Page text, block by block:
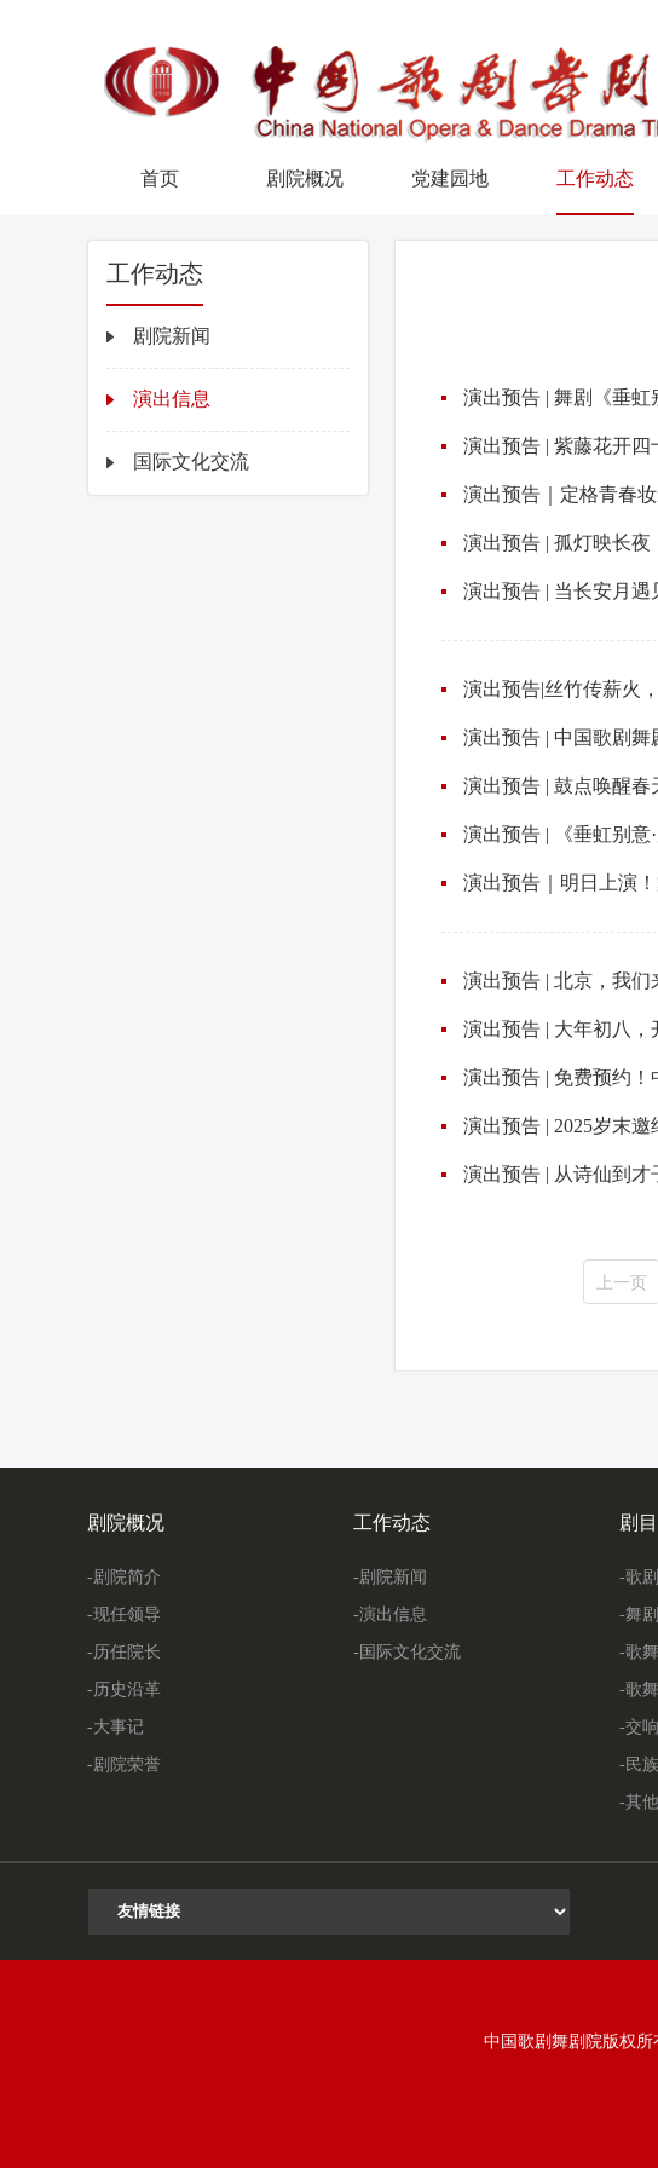
首页 剧院概况 党建园地 工作动态
工作动态
剧院新闻
演出信息
国际文化交流
演出预告 | 紫藤花开
演出预告｜定格青春
演出预告 | 孤灯映长
演出预告 | 当长安月
演出预告|丝竹传薪火
演出预告 | 中国歌剧
演出预告 | 鼓点唤醒
演出预告 | 《垂虹别意
演出预告｜明日上演
演出预告 | 北京，我们
演出预告 | 大年初八
演出预告 | 免费预约
演出预告 | 2025岁末
演出预告 | 从诗仙到
上一页
剧院概况
-剧院简介
-现任领导
-历任院长
-历史沿革
-大事记
-剧院荣誉
工作动态
-剧院新闻
-演出信息
-国际文化交流
剧
-歌剧
-舞剧
-歌
-歌
-交
-民
-其
中国歌剧舞剧院版权所